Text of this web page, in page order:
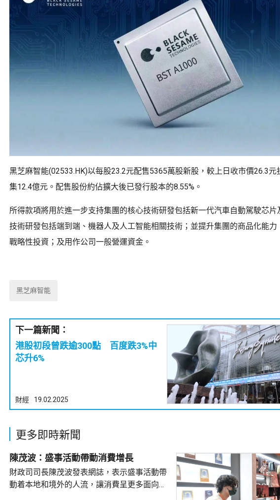
黑芝麻智能(02533.HK)以每股23.2元配售5365萬股新股，較上日收市價26.3元
集12.4億元。配售股份約佔擴大後已發行股本的8.55%。
所得款項將用於進一步支持集團的核心技術研發包括新一代汽車自動駕駛芯
技術研發包括端到端、機器人及人工智能相關技術；並提升集團的商品化能力
戰略性投資；及用作公司一般營運資金。
黑芝麻智能
下一篇新聞：
港股初段曾跌逾300點 百度跌3%中
芯升6%
財經 19.02.2025
更多即時新聞
陳茂波：盛事活動帶動消費增長
財政司司長陳茂波發表網誌，表示盛事活動帶
動着本地和境外的人流，讓消費呈更多面向的